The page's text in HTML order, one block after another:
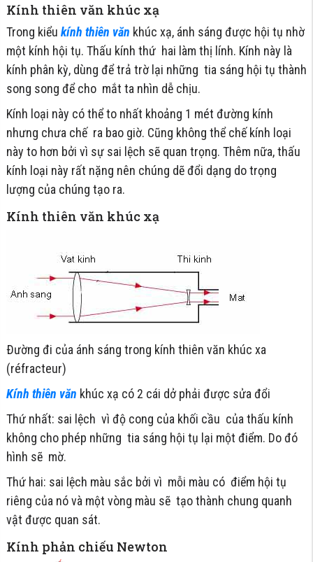
Kính thiên văn khúc xạ
Trong kiểu kính thiên văn khúc xạ, ánh sáng được hội tụ nhờ
một kính hội tụ. Thấu kính thứ hai làm thị lính. Kính này là
kính phân kỳ, dùng để trả trờ lại những tia sáng hội tụ thành
song song để cho mắt ta nhìn dễ chịu.
Kính loại này có thể to nhất khoảng 1 mét đường kính
nhưng chưa chế ra bao giờ. Cũng không thể chế kính loại
này to hơn bởi vì sự sai lệch sẽ quan trọng. Thêm nữa, thấu
kính loại này rất nặng nên chúng dẽ đổi dạng do trọng
lượng của chúng tạo ra.
Kính thiên văn khúc xạ
Ðường đi của ánh sáng trong kính thiên văn khúc xa
(réfracteur)
Kính thiên văn khúc xạ có 2 cái dở phải được sửa đổi
Thứ nhất: sai lệch vì độ cong của khối cầu của thấu kính
không cho phép những tia sáng hội tụ lại một điểm. Do đó
hình sẽ mờ.
Thứ hai: sai lệch màu sắc bởi vì mỗi màu có điểm hội tụ
riêng của nó và một vòng màu sẽ tạo thành chung quanh
vật được quan sát.
Kính phản chiếu Newton